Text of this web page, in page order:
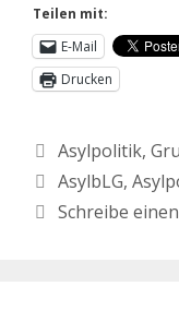
Teilen mit:
E-Mail
Drucken
Asylpolitik,
AsylbLG,
Schreibe